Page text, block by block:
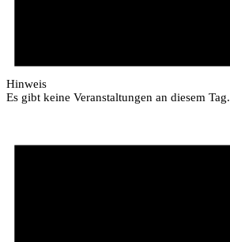
Hinweis
Es gibt keine Veranstaltungen an diesem Tag.